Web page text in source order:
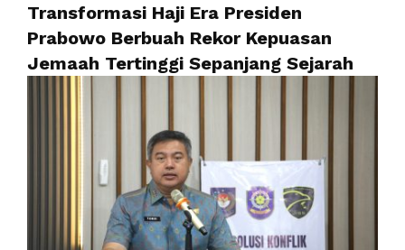
Transformasi Haji Era Presiden
Prabowo Berbuah Rekor Kepuasan
Jemaah Tertinggi Sepanjang Sejarah